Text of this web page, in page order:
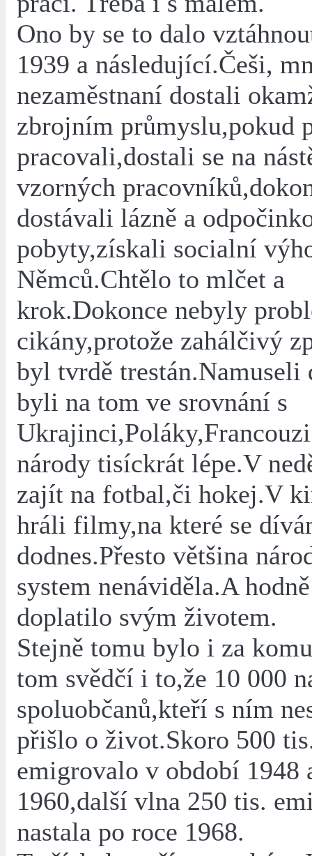
Ono by se to dalo
1939 a následující.Češi,
nezaměstnaní dostali
zbrojním průmyslu,pokud
pracovali,dostali se na
vzorných
dostávali lázně a
pobyty,získali socialní
Němců.Chtělo to mlčet a
krok.Dokonce nebyly
cikány,protože zahálčivý
byl tvrdě trestán.Namuseli
byli na tom ve srovnání s
národy tisíckrát lépe.V
zajít na fotbal,či hokej.V
hráli filmy,na které se
dodnes.Přesto většina
system nenáviděla.A
doplatilo svým životem.
Stejně tomu bylo i za
tom svědčí i to,že 10 000
spoluobčanů,kteří s ním
přišlo o život.Skoro 500
emigrovalo v období 1948
1960,další vlna 250 tis.
nastala po roce 1968.